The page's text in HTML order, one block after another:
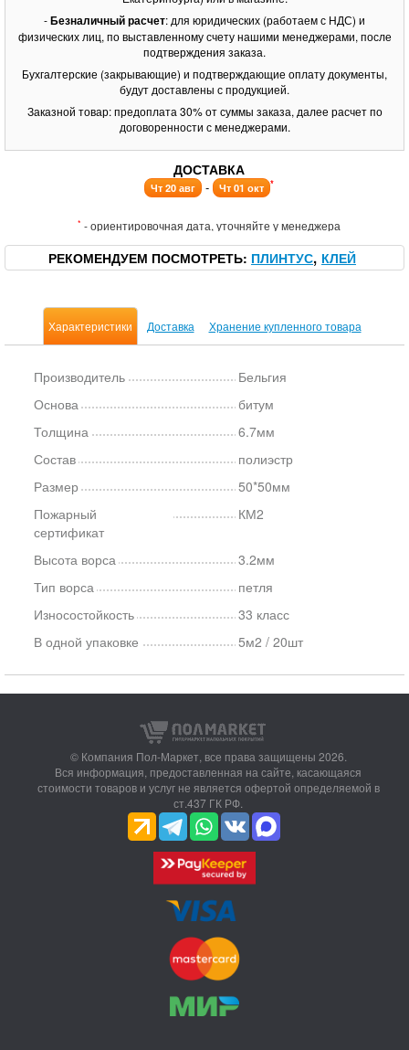
-Безналичный расчет: для юридических (работаем с НДС) и
физических лиц, по выставленному счету нашими менеджерами, после
подтверждения заказа.
Бухгалтерские (закрывающие) и подтверждающие оплату документы,
будут доставлены с продукцией.
Заказной товар: предоплата 30% от суммы заказа, далее расчет по
договоренности с менеджерами.
ДОСТАВКА
Чт 20 авг - Чт 01 окт *
* - ориентировочная дата, уточняйте у менеджера
РЕКОМЕНДУЕМ ПОСМОТРЕТЬ ПЛИНТУС КЛЕЙ
Характеристики Доставка Хранение купленного товара
Производитель
Бельгия
Основа
битум
Толщина
6.7мм
Состав
полиэстр
Размер
50*50мм
Пожарный
сертификат
КМ2
Высота ворса
3.2мм
Тип ворса
петля
Износостойкость
33 класс
В одной упаковке
5м2 / 20шт
© Компания Пол-Маркет, все права защищены 2026.
Вся информация, предоставленная на сайте, касающаяся
стоимости товаров и услуг не является офертой определяемой в
ст.437 ГК РФ.